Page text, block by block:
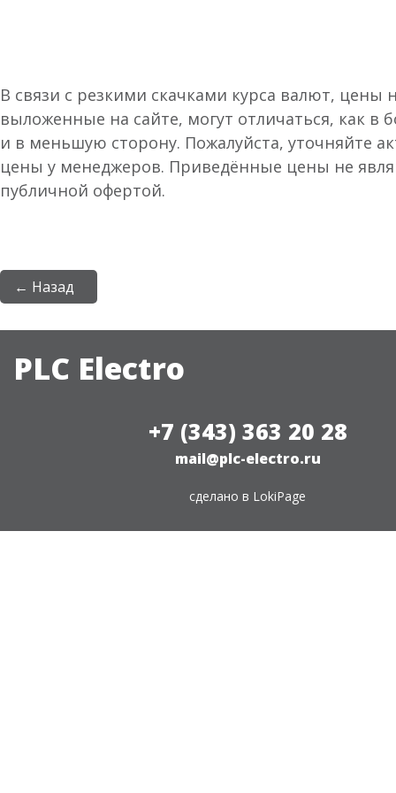
В связи с резкими скачками курса валют, цены
выложенные на сайте, могут отличаться, как в
и в меньшую сторону. Пожалуйста, уточняйте
цены у менеджеров. Приведённые цены не
публичной офертой.
← Назад
PLC Electro
+7 (343) 363 20 28
mail@plc-electro.ru
сделано в LokiPage